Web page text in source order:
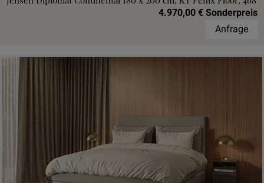
4.970,00 € Sonderpreis
Anfrage